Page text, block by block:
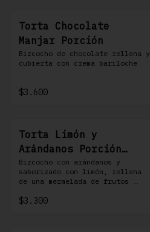
Torta Chocolate
Manjar Porción
Bizcocho de chocolate rellena y
cubierta con crema bariloche
$3.600
Torta Limón y
Arándanos Porción
Individual 1 Uni
Bizcocho con arándanos y
saborizado con limón, rellena
de una mermelada de frutos
frosting de queso de crema.
$3.300